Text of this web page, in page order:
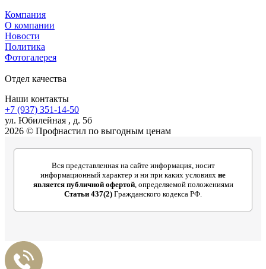
Компания
О компании
Новости
Политика
Фотогалерея
Отдел качества
Наши контакты
+7 (937) 351-14-50
ул. Юбилейная , д. 5б
2026 © Профнастил по выгодным ценам
Вся представленная на сайте информация, носит
информационный характер и ни при каких условиях не
является публичной офертой, определяемой положениями
Статьи 437(2) Гражданского кодекса РФ.